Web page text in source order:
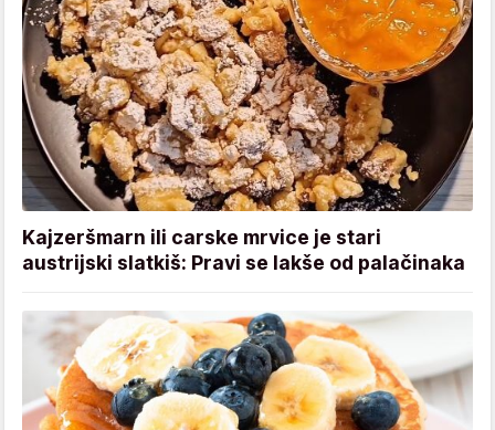
Kajzeršmarn ili carske mrvice je stari
austrijski slatkiš: Pravi se lakše od palačinaka